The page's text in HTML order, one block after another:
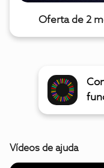
Oferta de 2
Vídeos de ajuda